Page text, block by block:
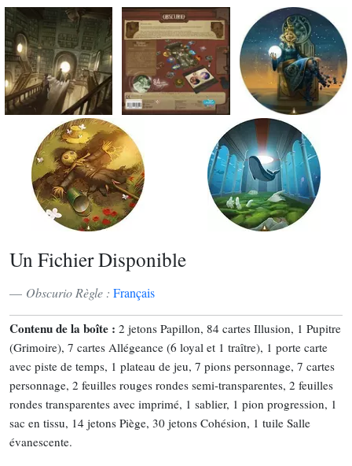
Un Fichier Disponible
Obscurio Règle : Français
Contenu de la boîte : 2 jetons Papillon, 84 cartes Illusion, 1 Pupitre
(Grimoire), 7 cartes Allégeance (6 loyal et 1 traître), 1 porte carte
avec piste de temps, 1 plateau de jeu, 7 pions personnage, 7 cartes
personnage, 2 feuilles rouges rondes semi-transparentes, 2 feuilles
rondes transparentes avec imprimé, 1 sablier, 1 pion progression, 1
sac en tissu, 14 jetons Piège, 30 jetons Cohésion, 1 tuile Salle
évanescente.